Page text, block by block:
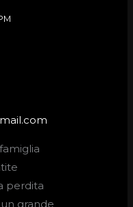
perdita
grande